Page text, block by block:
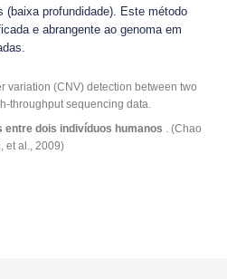
(baixa profundidade). Este método
e abrangente ao genoma em
entre dois indivíduos humanos
. (Chao
et al., 2009)